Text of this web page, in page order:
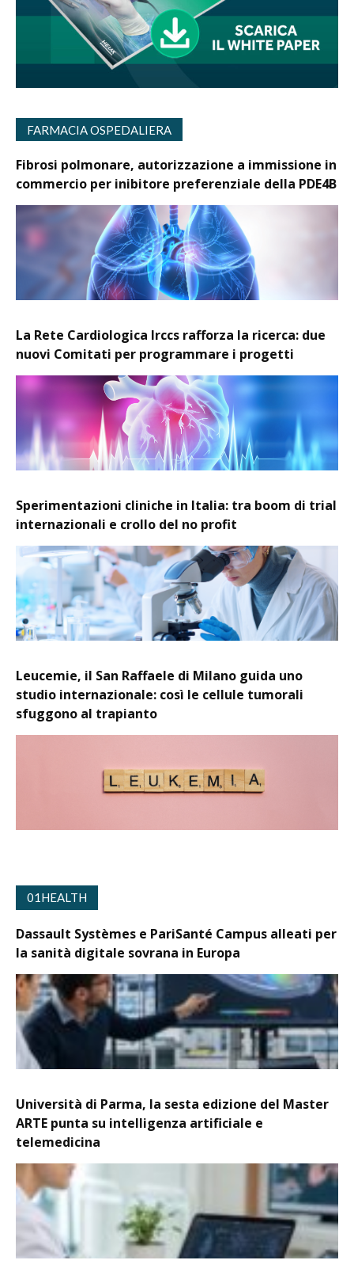
FARMACIA OSPEDALIERA
Fibrosi polmonare, autorizzazione a immissione in
commercio per inibitore preferenziale della PDE4B
La Rete Cardiologica Irccs rafforza la ricerca: due
nuovi Comitati per programmare i progetti
Sperimentazioni cliniche in Italia: tra boom di trial
internazionali e crollo del no profit
Leucemie, il San Raffaele di Milano guida uno
studio internazionale: così le cellule tumorali
sfuggono al trapianto
01HEALTH
Dassault Systèmes e PariSanté Campus alleati per
la sanità digitale sovrana in Europa
Università di Parma, la sesta edizione del Master
ARTE punta su intelligenza artificiale e
telemedicina